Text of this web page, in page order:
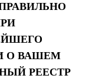
О ВАШЕМ
РЕЕСТР